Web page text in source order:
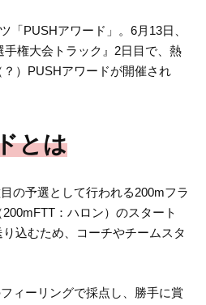
「PUSHアワード」。6月13日、
手権大会トラック』2日目で、熱
）PUSHアワードが開催され
とは
の予選として行われる200mフラ
：ハロン）のスタート
込むため、コーチやチームスタ
ィーリングで採点し、勝手に賞